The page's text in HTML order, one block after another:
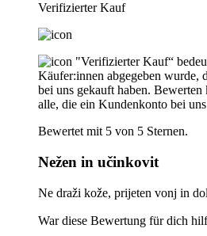
Verifizierter Kauf
"Verifizierter Kauf“
Käufer:innen abgegeben wurde,
bei uns gekauft haben.
alle, die ein Kundenkonto bei
Bewertet mit 5 von 5 Sternen.
Nežen in učinkovit
Ne draži kože, prijeten vonj in
War diese Bewertung für dich